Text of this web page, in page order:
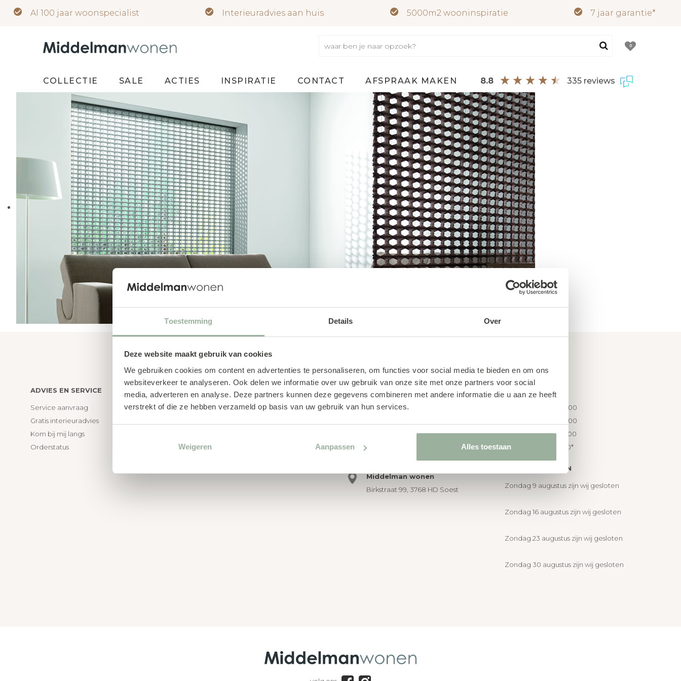
Toestemming Details Over
Deze website maakt gebruik van cookies
We gebruiken cookies om content en advertenties te personaliseren, om functies voor social media te bieden en om ons
websiteverkeer te analyseren. Ook delen we informatie over uw gebruik van onze site met onze partners voor social
media, adverteren en analyse. Deze partners kunnen deze gegevens combineren met andere informatie die u aan ze heeft
verstrekt of die ze hebben verzameld op basis van uw gebruik van hun services.
Weigeren Aanpassen Alles toestaan
Al 100 jaar woonspecialist Interieuradvies aan huis 5000m2 wooninspiratie 7 jaar garantie*
COLLECTIE SALE ACTIES INSPIRATIE CONTACT AFSPRAAK MAKEN
0
8.8 335 reviews
ADVIES EN SERVICE
Service aanvraag
Gratis interieuradvies
Kom bij mij langs
Orderstatus
KLANTENSERVICE
Bezorgen en afhalen
035 60 110 04
Middelman wonen
Birkstraat 99, 3768 HD Soest
OPENINGSTIJDEN
Maandag 13:00 - 18:00
Di t/m Vrij 10:00 - 18:00
Zaterdag 10:00 - 17:00
Zondag 13:00 - 17:00*
BIJZONDERHEDEN
Zondag 9 augustus zijn wij gesloten
Zondag 16 augustus zijn wij gesloten
Zondag 23 augustus zijn wij gesloten
Zondag 30 augustus zijn wij gesloten